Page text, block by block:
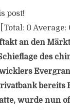
post!
[Total: 0 Average:
an den
des
bereits
wurde nun